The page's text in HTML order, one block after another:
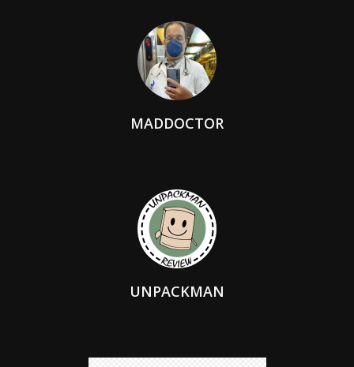
MADDOCTOR
UNPACKMAN